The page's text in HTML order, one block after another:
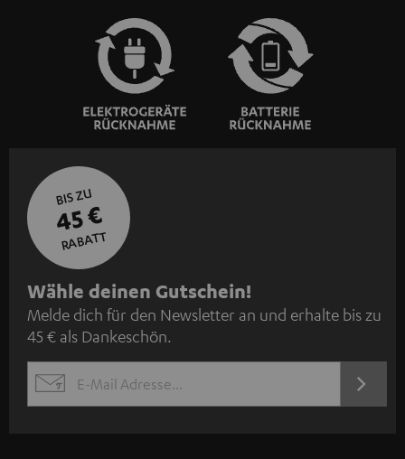
BIS ZU
45 €
RABATT
N
e
w
s
l
Wähle deinen Gutschein!
Melde dich für den Newsletter an und erhalte bis zu
45 € als Dankeschön.
EMAIL
JETZT